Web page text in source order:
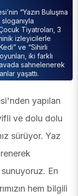
“Yazın Buluşma
Tiyatroları, 3
izleyicilerle
ve “Sihirli
iki farklı
sahnelenerek
yaşattı.
yapılan
ve dolu dolu
sürüyor. Yaz
En
hem bilgili